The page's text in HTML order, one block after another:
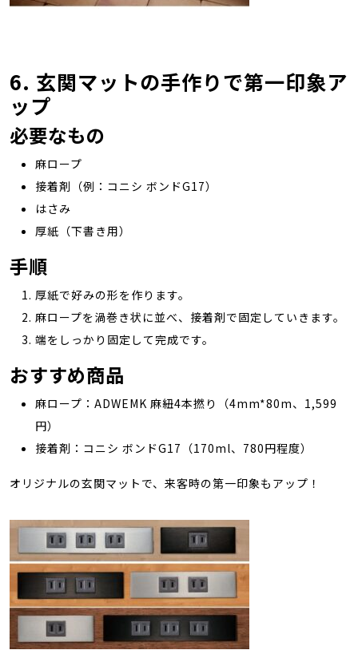
6. 玄関マットの手作りで第一印象ア
ップ
必要なもの
麻ロープ
接着剤（例：コニシ ボンドG17）
はさみ
厚紙（下書き用）
手順
厚紙で好みの形を作ります。
麻ロープを渦巻き状に並べ、接着剤で固定していきます。
端をしっかり固定して完成です。
おすすめ商品
麻ロープ：ADWEMK 麻紐4本撚り（4mm*80m、1,599
円）
接着剤：コニシ ボンドG17（170ml、780円程度）
オリジナルの玄関マットで、来客時の第一印象もアップ！